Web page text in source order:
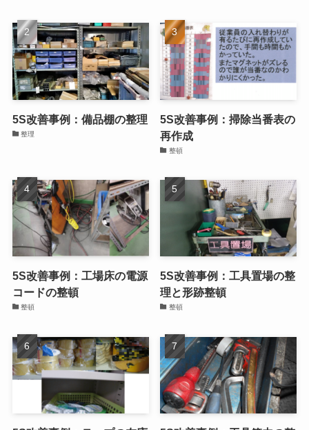
5S改善事例：たわし在庫の見える化
5S改善事例：備品棚の整理
整理
5S改善事例：掃除当番表の
再作成